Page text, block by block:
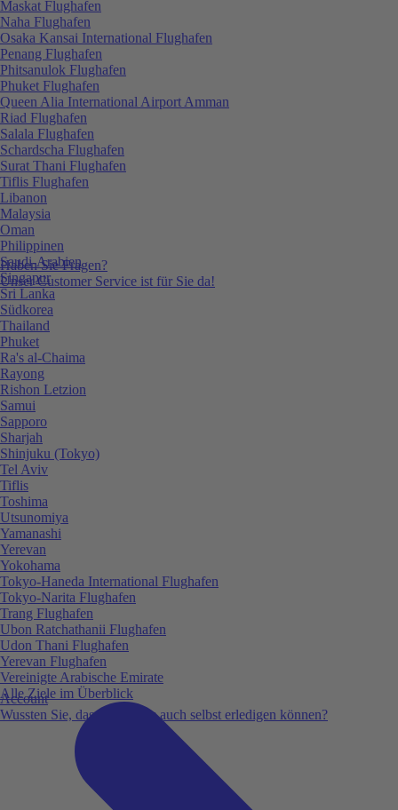
Haben Sie Fragen?
Unser Customer Service ist für Sie da!
Account
Wussten Sie, dass Sie vieles auch selbst erledigen können?
Maskat Flughafen
Naha Flughafen
Osaka Kansai International Flughafen
Penang Flughafen
Phitsanulok Flughafen
Phuket Flughafen
Queen Alia International Airport Amman
Riad Flughafen
Salala Flughafen
Schardscha Flughafen
Surat Thani Flughafen
Tiflis Flughafen
Libanon
Malaysia
Oman
Philippinen
Saudi-Arabien
Singapur
Sri Lanka
Südkorea
Thailand
Phuket
Ra's al-Chaima
Rayong
Rishon Letzion
Samui
Sapporo
Sharjah
Shinjuku (Tokyo)
Tel Aviv
Tiflis
Toshima
Utsunomiya
Yamanashi
Yerevan
Yokohama
Tokyo-Haneda International Flughafen
Tokyo-Narita Flughafen
Trang Flughafen
Ubon Ratchathanii Flughafen
Udon Thani Flughafen
Yerevan Flughafen
Vereinigte Arabische Emirate
Alle Ziele im Überblick